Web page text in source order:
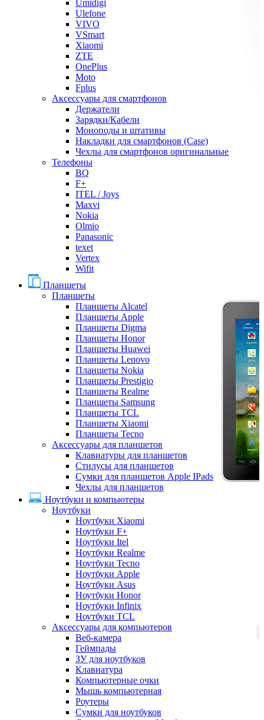
Umidigi
Ulefone
VIVO
VSmart
Xiaomi
ZTE
OnePlus
Moto
Fplus
Аксессуары для смартфонов
Держатели
Зарядки/Кабели
Моноподы и штативы
Накладки для смартфонов (Case)
Чехлы для смартфонов оригинальные
Телефоны
BQ
F+
ITEL / Joys
Maxvi
Nokia
Olmio
Panasonic
texet
Vertex
Wifit
Планшеты
Планшеты
Планшеты Alcatel
Планшеты Apple
Планшеты Digma
Планшеты Honor
Планшеты Huawei
Планшеты Lenovo
Планшеты Nokia
Планшеты Prestigio
Планшеты Realme
Планшеты Samsung
Планшеты TCL
Планшеты Xiaomi
Планшеты Tecno
Аксессуары для планшетов
Клавиатуры для планшетов
Стилусы для планшетов
Сумки для планшетов Apple IPads
Чехлы для планшетов
Ноутбуки и компьютеры
Ноутбуки
Ноутбуки Xiaomi
Ноутбуки F+
Ноутбуки Itel
Ноутбуки Realme
Ноутбуки Tecno
Ноутбуки Apple
Ноутбуки Asus
Ноутбуки Honor
Ноутбуки Infinix
Ноутбуки TCL
Аксессуары для компьютеров
Веб-камера
Геймпады
ЗУ для ноутбуков
Клавиатура
Компьютерные очки
Мышь компьютерная
Роутеры
Сумки для ноутбуков